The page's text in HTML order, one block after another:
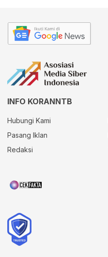
INFO KORANNTB
Hubungi Kami
Pasang Iklan
Redaksi